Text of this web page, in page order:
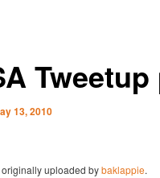
13, 2010
originally uploaded bybaklappie.